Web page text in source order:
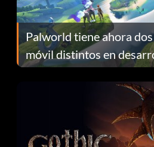
Palworld tiene ahora
móvil distintos en
continuación te